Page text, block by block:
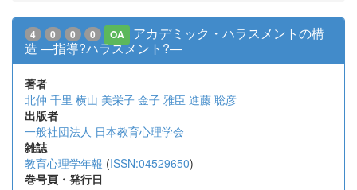
4 0 0 0 OA
アカデミック・ハラスメントの構
造 ―指導?ハラスメント?―
著者
北仲 千里 横山 美栄子 金子 雅臣 進藤 聡彦
出版者
一般社団法人 日本教育心理学会
雑誌
教育心理学年報 (ISSN:04529650)
巻号頁・発行日